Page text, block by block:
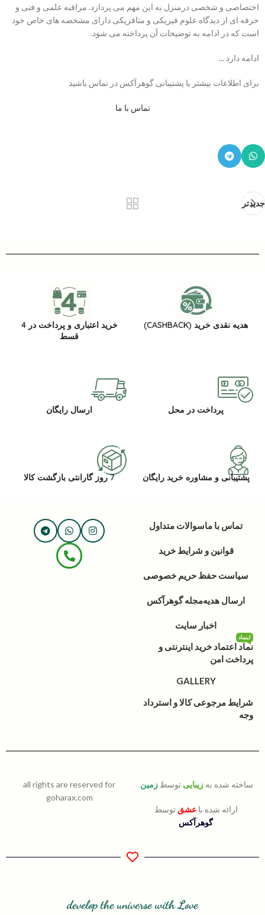
اختصاصی و شخصی درمنزل به این مهم می پردازد. مراقبه علمی و فنی و
حرفه ای از دیدگاه علوم فیزیکی و متافزیکی دارای مشخصه های خاص خود
است که در ادامه به توضیحات آن پرداخته می شود.
ادامه دارد ...
برای اطلاعات بیشتر با پشتیبانی گوهرآکس در تماس باشید
تماس با ما
جدیدتر
هدیه نقدی خرید (CASHBACK)
خرید اعتباری و پرداخت در 4
قسط
پرداخت در محل ارسال رایگان
پشتیبانی و مشاوره خرید رایگان 7 روز گارانتی بازگشت کالا
تماس با ماسوالات متداول
قوانین و شرایط خرید
سیاست حفظ حریم خصوصی
ارسال هدیهمجله گوهرآکس
اخبار سایت
نماد اعتماد خرید اینترنتی و
پرداخت امن
اینماد
GALLERY
شرایط مرجوعی کالا و استرداد
وجه
ساخته شده به زیبایی توسط زمین
ارائه شده باعشق توسط
گوهرآکس
all rights are reserved for
goharax.com
develop the universe with Love